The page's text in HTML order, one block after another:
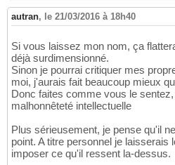
autran, le 21/03/2016 à 18h40
Si vous laissez mon nom, ça
déjà surdimensionné.
Sinon je pourrai critiquer mes
moi, j'aurais fait beaucoup mieux
Donc faites comme vous le
malhonnêteté intellectuelle
Plus sérieusement, je pense qu'il
point. A titre personnel je laisserais
imposer ce qu'il ressent la-dessus.